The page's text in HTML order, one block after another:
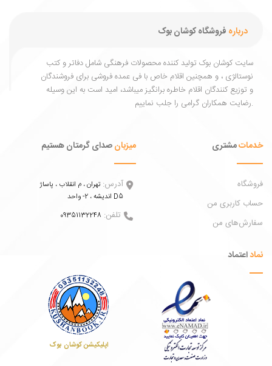
فروشگاه کوشان بوک
کوشان بوک تولید کننده محصولات فرهنگی شامل دفاتر و کتب
، و همچنین اقلام خاص با فی عمده فروشی برای فروشندگان
کنندگان اقلام خاطره برانگیز میباشد، امید است به این وسیله
مشتری
کاربری من
من
صدای گرمتان هستیم
آدرس:تهران ، م انقلاب ، پاساژ
تلفن:09351132248
اپلیکیشن کوشان بوک